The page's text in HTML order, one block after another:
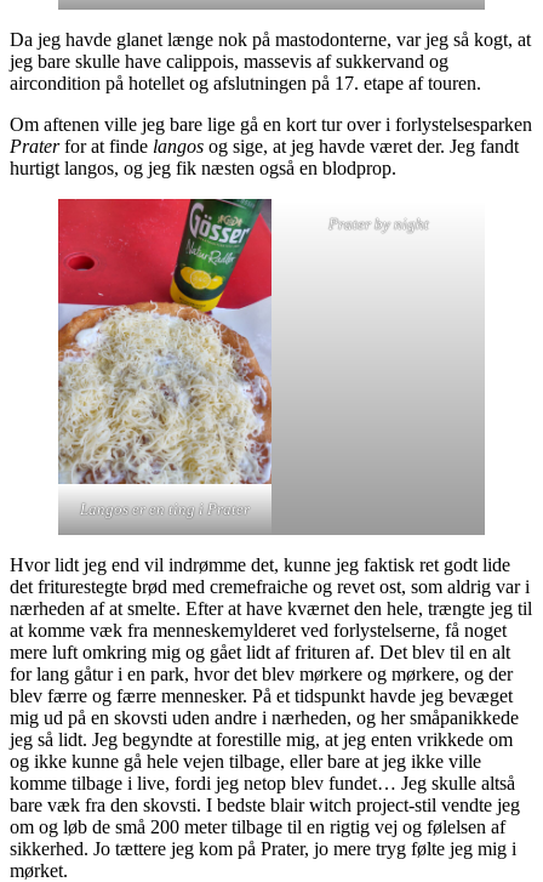
Da jeg havde glanet længe nok på mastodonterne, var jeg så kogt, at
jeg bare skulle have calippois, massevis af sukkervand og
aircondition på hotellet og afslutningen på 17. etape af touren.
Om aftenen ville jeg bare lige gå en kort tur over i forlystelsesparken
Praterfor at finde langos og sige, at jeg havde været der. Jeg fandt
hurtigt langos, og jeg fik næsten også en blodprop.
Langos er en ting i Prater
Prater by night
Hvor lidt jeg end vil indrømme det, kunne jeg faktisk ret godt lide
det friturestegte brød med cremefraiche og revet ost, som aldrig var i
nærheden af at smelte. Efter at have kværnet den hele, trængte jeg til
at komme væk fra menneskemylderet ved forlystelserne, få noget
mere luft omkring mig og gået lidt af frituren af. Det blev til en alt
for lang gåtur i en park, hvor det blev mørkere og mørkere, og der
blev færre og færre mennesker. På et tidspunkt havde jeg bevæget
mig ud på en skovsti uden andre i nærheden, og her småpanikkede
jeg så lidt. Jeg begyndte at forestille mig, at jeg enten vrikkede om
og ikke kunne gå hele vejen tilbage, eller bare at jeg ikke ville
komme tilbage i live, fordi jeg netop blev fundet… Jeg skulle altså
bare væk fra den skovsti. I bedste blair witch project-stil vendte jeg
om og løb de små 200 meter tilbage til en rigtig vej og følelsen af
sikkerhed. Jo tættere jeg kom på Prater, jo mere tryg følte jeg mig i
mørket.